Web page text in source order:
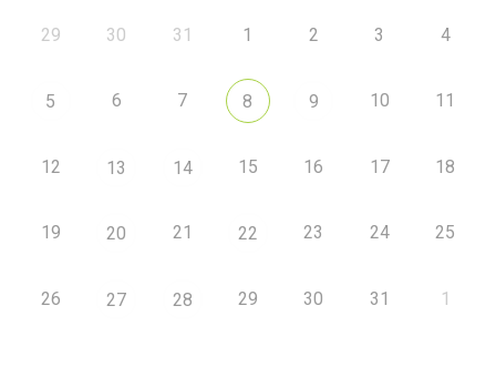
29 30 31 1 2 3 4
5 6 7 8 9 10 11
12 13 14 15 16 17 18
19 20 21 22 23 24 25
26 27 28 29 30 31 1